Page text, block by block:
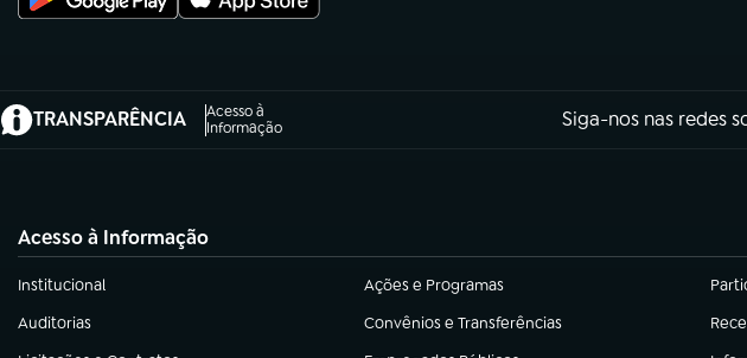
TRANSPARÊNCIA
Acesso à
Informação
(abre em nova aba) Siga-nos nas redes
Acesso à Informação
Institucional
(abre em nova aba) Ações e Programas
(abre em nova aba)
Auditorias
(abre em nova aba) Convênios e Transferências
(abre em nova aba)